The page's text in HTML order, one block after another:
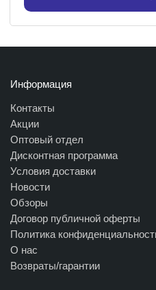
Информация
Контакты
Акции
Оптовый отдел
Дисконтная программа
Условия доставки
Новости
Обзоры
Договор публичной оферты
Политика
О нас
Возвраты/гарантии